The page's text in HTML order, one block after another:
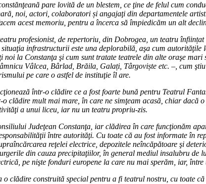
pare lovită de un blestem, ce ţine de felul cum
noi, actori, colaboratori și angajaţi din departamentele
acest memoriu, pentru a încerca să împiedicăm un alt
profesionist, de repertoriu, din Dobrogea, un teatru
infrastructurii este una deplorabilă, aşa cum autorităţile
noi la Constanţa şi cum sunt tratate teatrele din alte oraşe
Vâlcea, Bârlad, Brăila, Galați, Târgoviște etc. –, cum
pe care o astfel de instituţie îl are.
într-o clădire ce a fost foarte bună pentru Teatrul
clădire mult mai mare, în care ne simţeam acasă, chiar dacă
a unui liceu, iar nu un teatru propriu-zis.
Judeţean Constanţa, iar clădirea în care funcţionăm
între autorităţi. Cu toate că au fost informate în
reţelei electrice, depozitele neîncăpătoare şi
din cauza precipitaţiilor, în general mediul insalubru de
pe nişte fonduri europene la care nu mai sperăm, iar,
clădire construită special pentru a fi teatrul nostru, cu toate